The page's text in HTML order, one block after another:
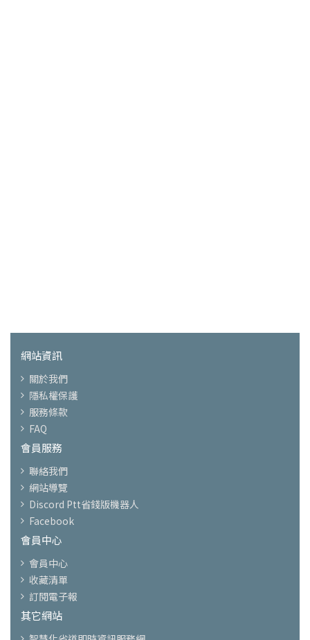
網站資訊
關於我們
隱私權保護
服務條款
FAQ
會員服務
聯絡我們
網站導覽
Discord Ptt省錢版機器人
Facebook
會員中心
會員中心
收藏清單
訂閱電子報
其它網站